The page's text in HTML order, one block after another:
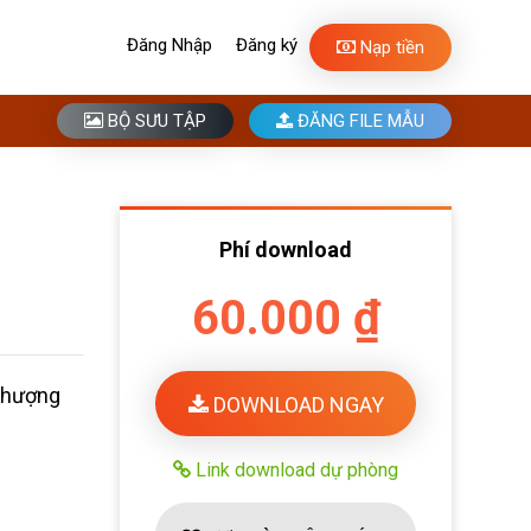
Đăng Nhập Đăng ký Nạp tiền
BỘ SƯU TẬP ĐĂNG FILE MẪU
Phí download
60.000 ₫
DOWNLOAD NGAY
Link download dự phòng